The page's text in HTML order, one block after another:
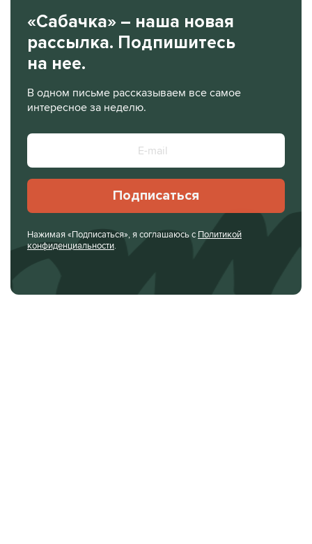
«Сабачка» – наша новая
рассылка. Подпишитесь
на нее.
В одном письме рассказываем все самое
интересное за неделю.
Подписаться
Нажимая «Подписаться», я соглашаюсь с Политикой
конфиденциальности.